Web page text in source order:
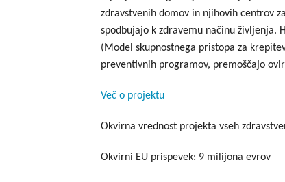
zdravstvenih domov in njihovih centrov
spodbujajo k zdravemu načinu življenja.
(Model skupnostnega pristopa za
preventivnih programov, premoščajo
Več o projektu
Okvirna vrednost projekta vseh
Okvirni EU prispevek: 9 milijona evrov